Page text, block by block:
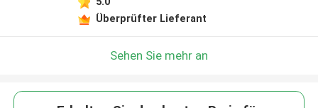
Überprüfter Lieferant
Sehen Sie mehr an